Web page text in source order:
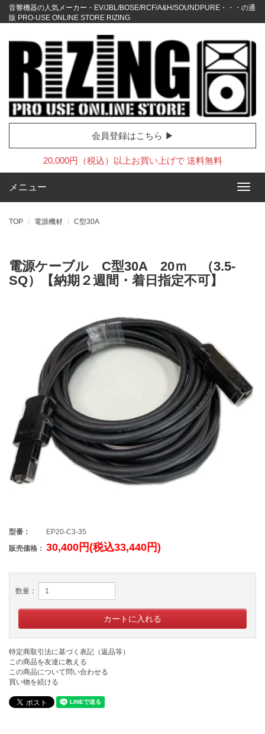
音響機器の人気メーカー・EV/JBL/BOSE/RCF/A&H/SOUNDPURE・・・の通
販 PRO-USE ONLINE STORE RIZING
会員登録はこちら ▶
20,000円（税込）以上お買い上げで 送料無料
メニュー
TOP 電源機材 C型30A
電源ケーブル C型30A 20ｍ （3.5-
SQ）【納期２週間・着日指定不可】
型番：
EP20-C3-35
販売価格： 30,400円(税込33,440円)
数量：
特定商取引法に基づく表記（返品等）
この商品を友達に教える
この商品について問い合わせる
買い物を続ける